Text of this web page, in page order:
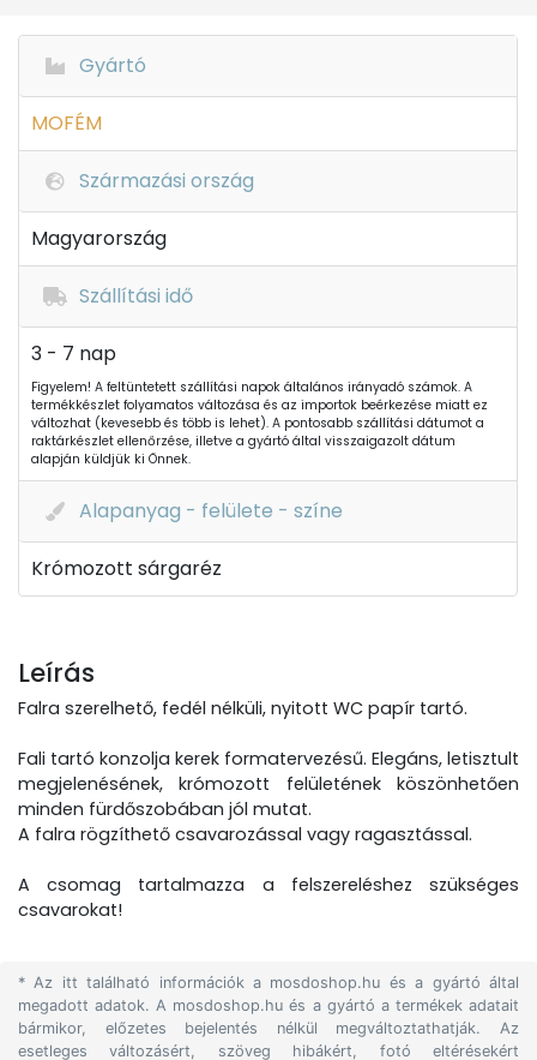
Gyártó
MOFÉM
Származási ország
Magyarország
Szállítási idő
3 - 7 nap
Figyelem! A feltüntetett szállítási napok általános irányadó számok. A
termékkészlet folyamatos változása és az importok beérkezése miatt ez
változhat (kevesebb és több is lehet). A pontosabb szállítási dátumot a
raktárkészlet ellenőrzése, illetve a gyártó által visszaigazolt dátum
alapján küldjük ki Önnek.
Alapanyag - felülete - színe
Krómozott sárgaréz
Leírás
Falra szerelhető, fedél nélküli, nyitott WC papír tartó.
Fali tartó konzolja kerek formatervezésű. Elegáns, letisztult
megjelenésének, krómozott felületének köszönhetően
minden fürdőszobában jól mutat.
A falra rögzíthető csavarozással vagy ragasztással.
A csomag tartalmazza a felszereléshez szükséges
csavarokat!
* Az itt található információk a mosdoshop.hu és a gyártó által
megadott adatok. A mosdoshop.hu és a gyártó a termékek adatait
bármikor, előzetes bejelentés nélkül megváltoztathatják. Az
esetleges változásért, szöveg hibákért, fotó eltérésekért